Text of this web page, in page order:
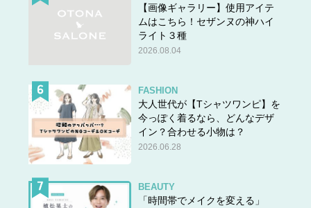
【画像ギャラリー】使用アイテ
ムはこちら！セザンヌの神ハイ
ライト３種
2026.08.04
FASHION
大人世代が【Tシャツワンピ】を
今っぽく着るなら、どんなデザ
イン？合わせる小物は？
2026.06.28
BEAUTY
「時間帯でメイクを変える」